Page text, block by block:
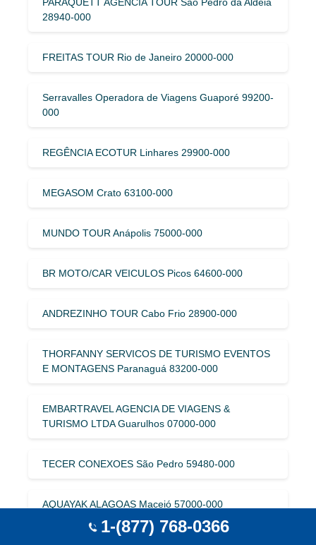
28940-000
FREITAS TOUR Rio de Janeiro 20000-000
Serravalles Operadora de Viagens Guaporé 99200-
000
REGÊNCIA ECOTUR Linhares 29900-000
MEGASOM Crato 63100-000
MUNDO TOUR Anápolis 75000-000
BR MOTO/CAR VEICULOS Picos 64600-000
ANDREZINHO TOUR Cabo Frio 28900-000
THORFANNY SERVICOS DE TURISMO EVENTOS
E MONTAGENS Paranaguá 83200-000
EMBARTRAVEL AGENCIA DE VIAGENS &
TURISMO LTDA Guarulhos 07000-000
TECER CONEXOES São Pedro 59480-000
AQUAYAK ALAGOAS Maceió 57000-000
1-(877) 768-0366